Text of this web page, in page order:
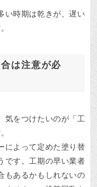
い時期は乾きが、遅い
は注意が必
気をつけたいのが「工
によって定めた塗り替
です。工期の早い業者
もあるかもしれないの